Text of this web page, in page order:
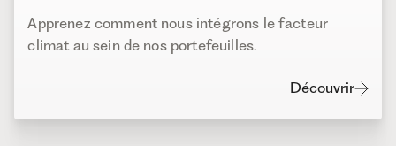
Apprenez comment nous intégrons le facteur
climat au sein de nos portefeuilles.
Découvrir